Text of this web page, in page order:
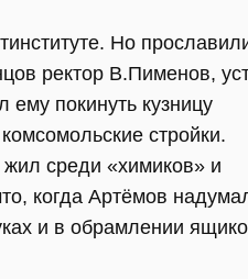
Но
ректор В.Пименов,
ему покинуть кузницу
стройки.
среди «химиков» и
когда Артёмов
и в обрамлении